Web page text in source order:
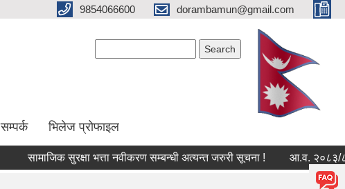
9854066600 dorambamun@gmail.com
सम्पर्क भिलेज प्रोफाइल
सामाजिक सुरक्षा भत्ता नवीकरण सम्बन्धी अत्यन्त जरुरी सूचना ! आ.व. २०८३/८४